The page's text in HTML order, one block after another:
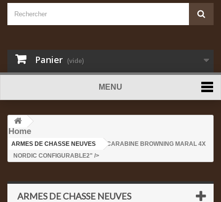
Panier (vide)
MENU
Home
ARMES DE CHASSE NEUVES
>CARABINE BROWNING MARAL 4X
NORDIC CONFIGURABLE2" />
ARMES DE CHASSE NEUVES